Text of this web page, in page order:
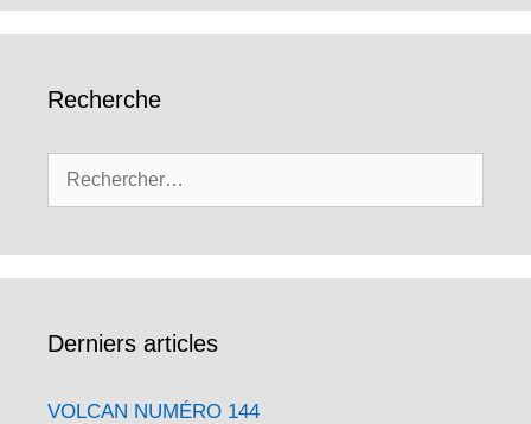
Recherche
Derniers articles
VOLCAN NUMÉRO 144